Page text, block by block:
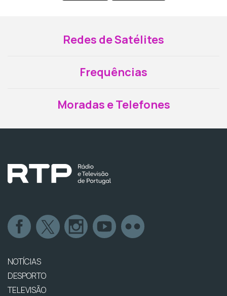
Redes de Satélites
Frequências
Moradas e Telefones
NOTÍCIAS
DESPORTO
TELEVISÃO